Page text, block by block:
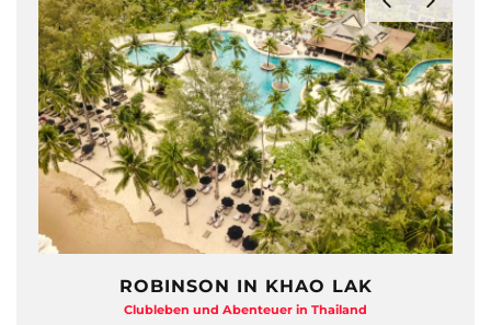
ROBINSON IN KHAO LAK
Clubleben und Abenteuer in Thailand